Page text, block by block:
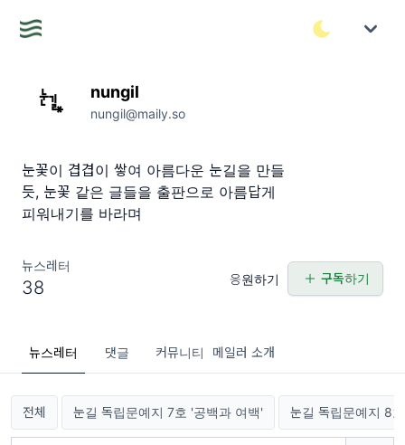
nungil
nungil@maily.so
눈꽃이 겹겹이 쌓여 아름다운 눈길을 만들
듯, 눈꽃 같은 글들을 출판으로 아름답게
피워내기를 바라며
뉴스레터
38 응원하기 구독하기
뉴스레터 댓글 커뮤니티 메일러 소개
전체 눈길 독립문예지 7호 '공백과 여백' 눈길 독립문예지 8